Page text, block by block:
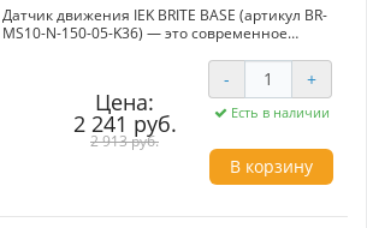
Датчик движения IEK BRITE BASE (артикул BR-
MS10-N-150-05-K36) — это современное
отличающееся высоким качеством и
стильным дизайном. Серия BRITE от IEK
сочетает в себе премиум-материалы и
европейский подход к производству, что
обеспечивает надежность и долговечность в
эксплуатации. Уникальный жемчужный цвет
механизма не только придает изделию
различные интерьеры. Благодаря широкому
Цена:
2 241 руб.
2 913 руб.
- +
Есть в наличии
В корзину